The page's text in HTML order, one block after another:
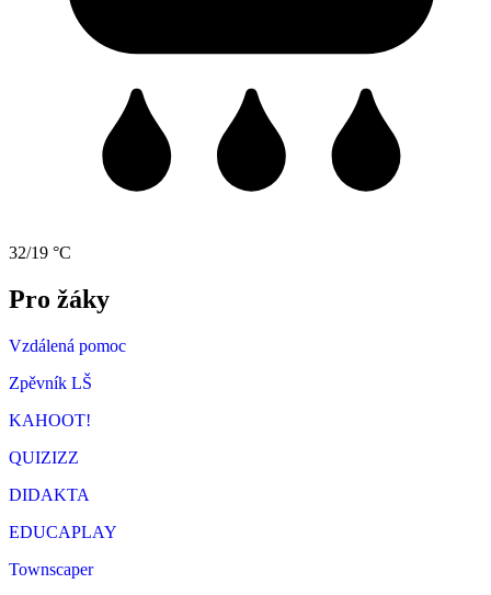
32/19 °C
Pro žáky
Vzdálená pomoc
Zpěvník LŠ
KAHOOT!
QUIZIZZ
DIDAKTA
EDUCAPLAY
Townscaper